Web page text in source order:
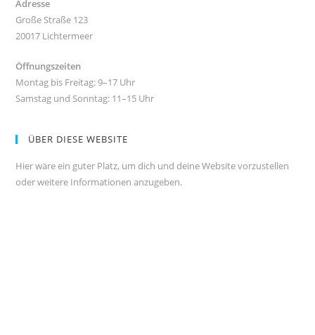
Adresse
Große Straße 123
20017 Lichtermeer
Öffnungszeiten
Montag bis Freitag: 9–17 Uhr
Samstag und Sonntag: 11–15 Uhr
ÜBER DIESE WEBSITE
Hier wäre ein guter Platz, um dich und deine Website vorzustellen
oder weitere Informationen anzugeben.